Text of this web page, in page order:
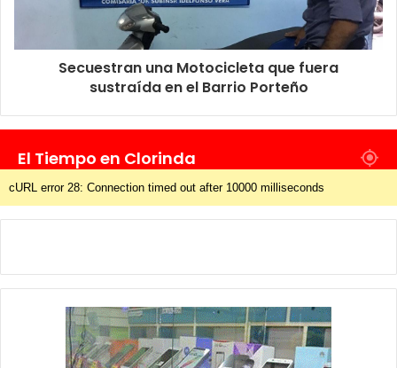
Secuestran una Motocicleta que fuera
sustraída en el Barrio Porteño
El Tiempo en Clorinda
cURL error 28: Connection timed out after 10000 milliseconds